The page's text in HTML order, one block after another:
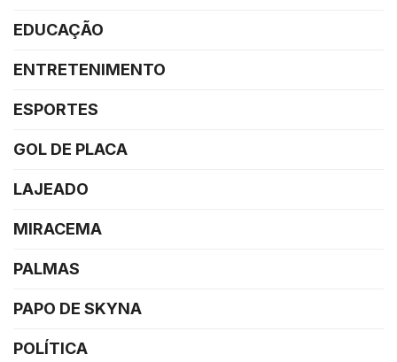
EDUCAÇÃO
ENTRETENIMENTO
ESPORTES
GOL DE PLACA
LAJEADO
MIRACEMA
PALMAS
PAPO DE SKYNA
POLÍTICA